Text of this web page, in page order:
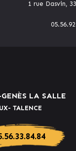
1 rue Dasvin,
LA SALLE
TALENCE